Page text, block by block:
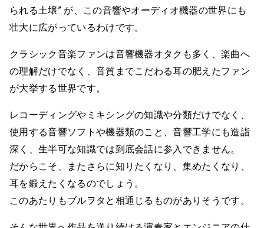
られる土壌” が、この音響やオーディオ機器の世界にも
壮大に広がっているわけです。
クラシック音楽ファンは音響機器オタクも多く、楽曲へ
の理解だけでなく、音質までこだわる耳の肥えたファン
が大挙する世界です。
レコーディングやミキシングの知識や分類だけでなく、
使用する音響ソフトや機器類のこと、音響工学にも造詣
深く、生半可な知識では到底会話に参入できません。
だからこそ、またさらに知りたくなり、集めたくなり、
耳を鍛えたくなるのでしょう。
このあたりもブルヲタと相通じるものがありそうです。